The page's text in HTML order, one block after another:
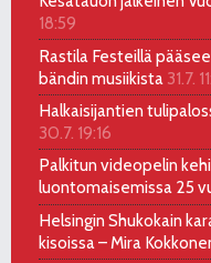
18:59
Rastila Festeillä
bändin musiikista 31.7.
Halkaisijantien
30.7. 19:16
Palkitun videopelin
luontomaisemissa 25
Helsingin Shukokain
kisoissa – Mira